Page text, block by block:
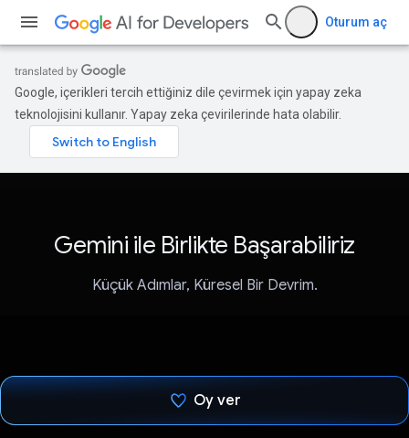
Oturum aç
Google, içerikleri tercih ettiğiniz dile çevirmek için yapay zeka
teknolojisini kullanır. Yapay zeka çevirilerinde hata olabilir.
Gemini ile Birlikte Başarabiliriz
Küçük Adımlar, Küresel Bir Devrim.
Oy ver